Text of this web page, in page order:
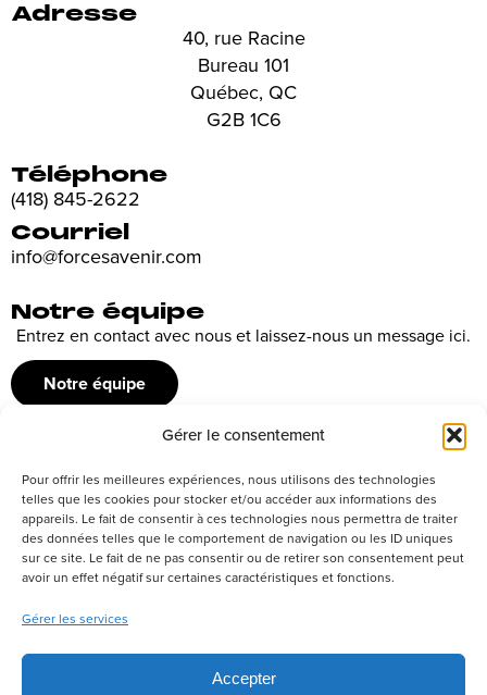
Gérer le consentement
Pour offrir les meilleures expériences, nous utilisons des technologies
telles que les cookies pour stocker et/ou accéder aux informations des
appareils. Le fait de consentir à ces technologies nous permettra de traiter
des données telles que le comportement de navigation ou les ID uniques
sur ce site. Le fait de ne pas consentir ou de retirer son consentement peut
avoir un effet négatif sur certaines caractéristiques et fonctions.
Gérer les services
Accepter
Adresse
40, rue Racine
Bureau 101
Québec, QC
G2B 1C6
Téléphone
(418) 845-2622
Courriel
info@forcesavenir.com
Notre équipe
Entrez en contact avec nous et laissez-nous un message ici.
Notre équipe
Recrutement
Découvrez nos offres d’emploi ou envoyez votre candidature
spontanée
Postuler